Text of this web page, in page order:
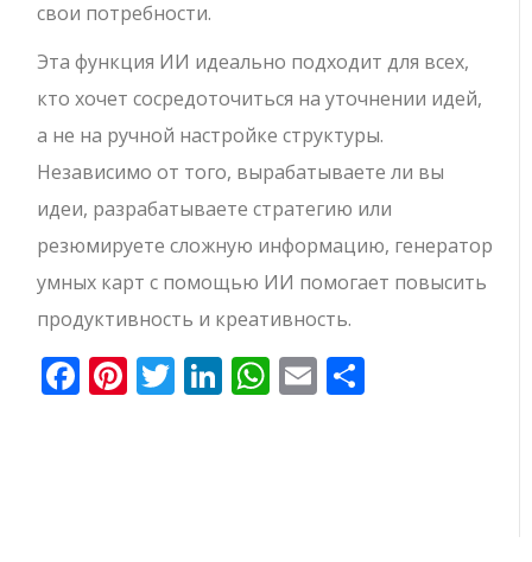
свои потребности.
Эта функция ИИ идеально подходит для всех,
кто хочет сосредоточиться на уточнении идей,
а не на ручной настройке структуры.
Независимо от того, вырабатываете ли вы
идеи, разрабатываете стратегию или
резюмируете сложную информацию, генератор
умных карт с помощью ИИ помогает повысить
продуктивность и креативность.
Facebook
Pinterest
Twitter
LinkedIn
WhatsApp
Email